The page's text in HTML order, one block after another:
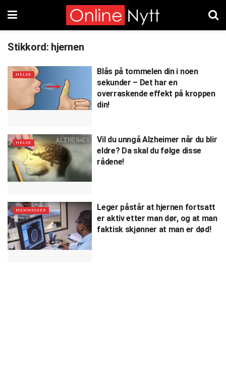
Stikkord: hjernen
HELSE
Blås på tommelen din i noen
sekunder – Det har en
overraskende effekt på kroppen
din!
HELSE
Vil du unngå Alzheimer når du blir
eldre? Da skal du følge disse
rådene!
MENNESKER
Leger påstår at hjernen fortsatt
er aktiv etter man dør, og at man
faktisk skjønner at man er død!